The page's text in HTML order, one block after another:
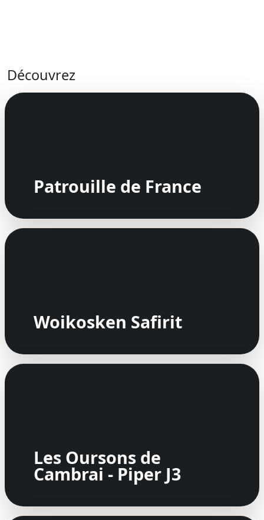
Découvrez
Patrouille de France
Woikosken Safirit
Les Oursons de
Cambrai - Piper J3